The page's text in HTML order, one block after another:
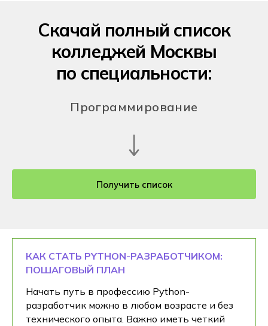
Скачай полный список
колледжей Москвы
по специальности:
Программирование
Получить список
КАК СТАТЬ PYTHON-РАЗРАБОТЧИКОМ:
ПОШАГОВЫЙ ПЛАН
Начать путь в профессию Python-
разработчик можно в любом возрасте и без
технического опыта. Важно иметь четкий